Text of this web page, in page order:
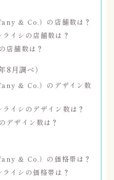
& Co.）の店舗数は？
イシの店舗数は？
店舗数は？
8月調べ）
& Co.）のデザイン数
イシのデザイン数は？
デザイン数は？
& Co.）の価格帯は？
イシの価格帯は？